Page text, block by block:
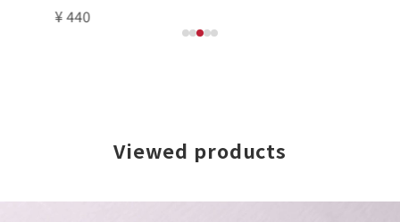
Viewed products